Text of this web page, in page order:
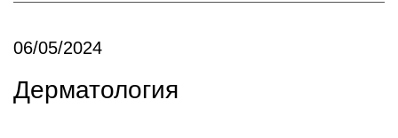
06/05/2024
Дерматология